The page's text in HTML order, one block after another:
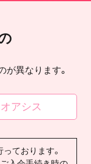
が異なります。
オアシス
ております。